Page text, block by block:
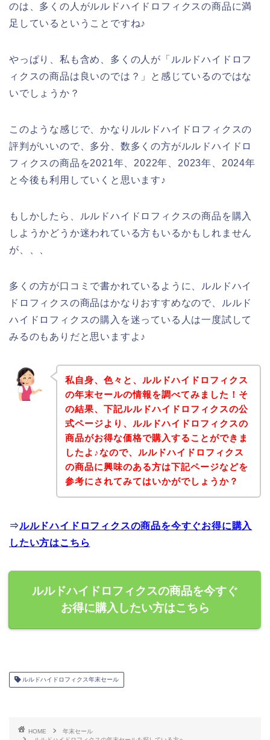
のは、多くの人がルルドハイドロフィクスの商品に満
足しているということですね♪
やっぱり、私も含め、多くの人が「ルルドハイドロフ
ィクスの商品は良いのでは？」と感じているのではな
いでしょうか？
このような感じで、かなりルルドハイドロフィクスの
評判がいいので、多分、数多くの方がルルドハイドロ
フィクスの商品を2021年、2022年、2023年、2024年
と今後も利用していくと思います♪
もしかしたら、ルルドハイドロフィクスの商品を購入
しようかどうか迷われている方もいるかもしれません
が、、、
多くの方が口コミで書かれているように、ルルドハイ
ドロフィクスの商品はかなりおすすめなので、ルルド
ハイドロフィクスの購入を迷っている人は一度試して
みるのもありだと思いますよ♪
私自身、色々と、ルルドハイドロフィクス
の年末セールの情報を調べてみました！そ
の結果、下記ルルドハイドロフィクスの公
式ページより、ルルドハイドロフィクスの
商品がお得な価格で購入することができま
したよ♪なので、ルルドハイドロフィクス
の商品に興味のある方は下記ページなどを
参考にされてみてはいかがでしょうか？
⇒ルルドハイドロフィクスの商品を今すぐお得に購入
したい方はこちら
ルルドハイドロフィクスの商品を今すぐ
お得に購入したい方はこちら
ルルドハイドロフィクス年末セール
HOME
年末セール